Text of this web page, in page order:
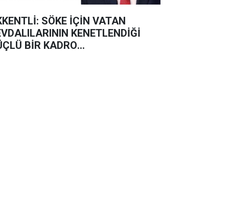
SÖKE İÇİN VATAN
KENETLENDİĞİ
BİR KADRO